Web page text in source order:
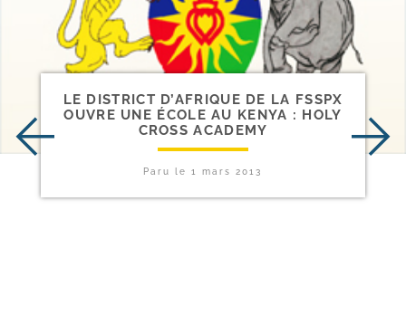
LE DISTRICT D’AFRIQUE DE LA FSSPX
OUVRE UNE ÉCOLE AU KENYA : HOLY
CROSS ACADEMY
Paru le1 mars 2013